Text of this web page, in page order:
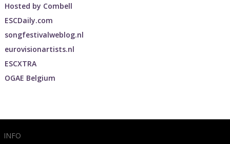
Hosted by Combell
ESCDaily.com
songfestivalweblog.nl
eurovisionartists.nl
ESCXTRA
OGAE Belgium
INFO